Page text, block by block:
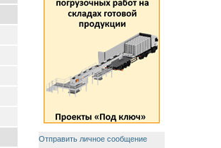
Отправить личное сообщение